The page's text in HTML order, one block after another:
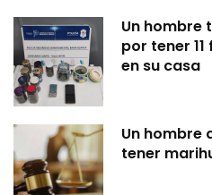
Un hombre
por tener
en su casa
Un hombre
tener